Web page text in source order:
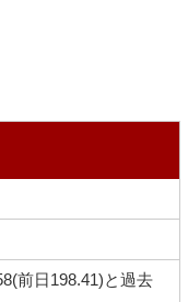
前日198.41)と過去